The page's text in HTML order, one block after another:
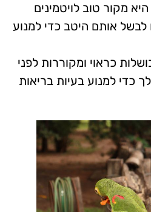
מקור טוב לויטמינים
לבשל אותם היטב כדי למנוע
כראוי ומקוררות לפני
כדי למנוע בעיות בריאות